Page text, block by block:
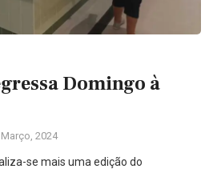
Domingo à
2024
se mais uma edição do